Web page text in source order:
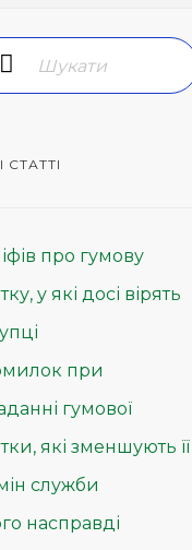
СТАТТІ
про гумову
у які досі вірять
при
гумової
які зменшують її
служби
насправді